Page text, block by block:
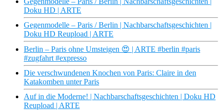
Doku HD | ARTE
Gegenmodelle – Paris / Berlin | Nachbarschaftsgeschichten |
Doku HD Reupload | ARTE
Berlin – Paris ohne Umsteigen 😍 | ARTE #berlin #paris
#zugfahrt #expresso
Die verschwundenen Knochen von Paris: Claire in den
Katakomben unter Paris
Auf in die Moderne! | Nachbarschaftsgeschichten | Doku HD
Reupload | ARTE